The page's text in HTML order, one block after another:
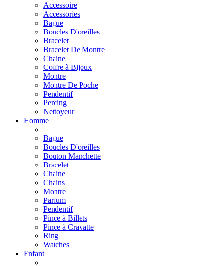
Accessoire
Accessories
Bague
Boucles D'oreilles
Bracelet
Bracelet De Montre
Chaine
Coffre à Bijoux
Montre
Montre De Poche
Pendentif
Percing
Nettoyeur
Homme
Bague
Boucles D'oreilles
Bouton Manchette
Bracelet
Chaine
Chains
Montre
Parfum
Pendentif
Pince à Billets
Pince à Cravatte
Ring
Watches
Enfant